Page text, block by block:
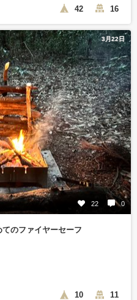
42 16
3月22日
22 0
のファイヤーセーフ
10 11